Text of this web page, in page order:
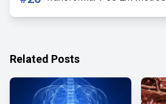
Related Posts